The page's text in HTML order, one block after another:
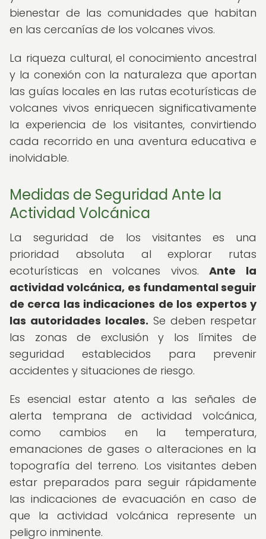
bienestar de las comunidades que habitan
en las cercanías de los volcanes vivos.
La riqueza cultural, el conocimiento ancestral
y la conexión con la naturaleza que aportan
las guías locales en las rutas ecoturísticas de
volcanes vivos enriquecen significativamente
la experiencia de los visitantes, convirtiendo
cada recorrido en una aventura educativa e
inolvidable.
Medidas de Seguridad Ante la
Actividad Volcánica
La seguridad de los visitantes es una
prioridad absoluta al explorar rutas
ecoturísticas en volcanes vivos.Ante la
actividad volcánica, es fundamental seguir
de cerca las indicaciones de los expertos y
las autoridades locales. Se deben respetar
las zonas de exclusión y los límites de
seguridad establecidos para prevenir
accidentes y situaciones de riesgo.
Es esencial estar atento a las señales de
alerta temprana de actividad volcánica,
como cambios en la temperatura,
emanaciones de gases o alteraciones en la
topografía del terreno. Los visitantes deben
estar preparados para seguir rápidamente
las indicaciones de evacuación en caso de
que la actividad volcánica represente un
peligro inminente.